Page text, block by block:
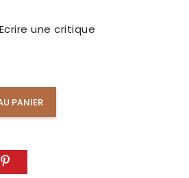
Ecrire une critique
PANIER